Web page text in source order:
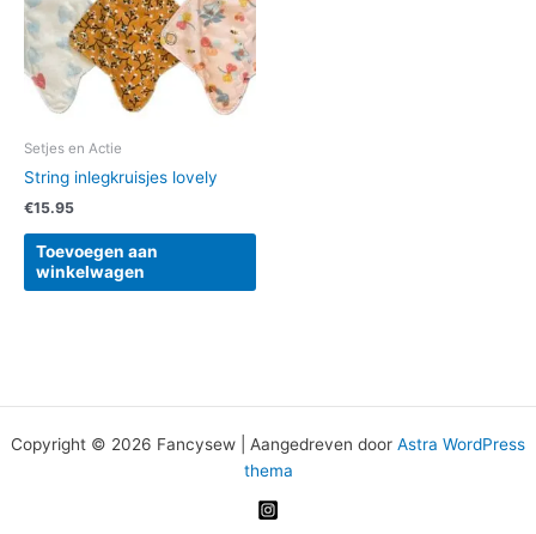
Setjes en Actie
String inlegkruisjes lovely
€15.95
Toevoegen aan
winkelwagen
Copyright © 2026 Fancysew | Aangedreven door Astra WordPress
thema